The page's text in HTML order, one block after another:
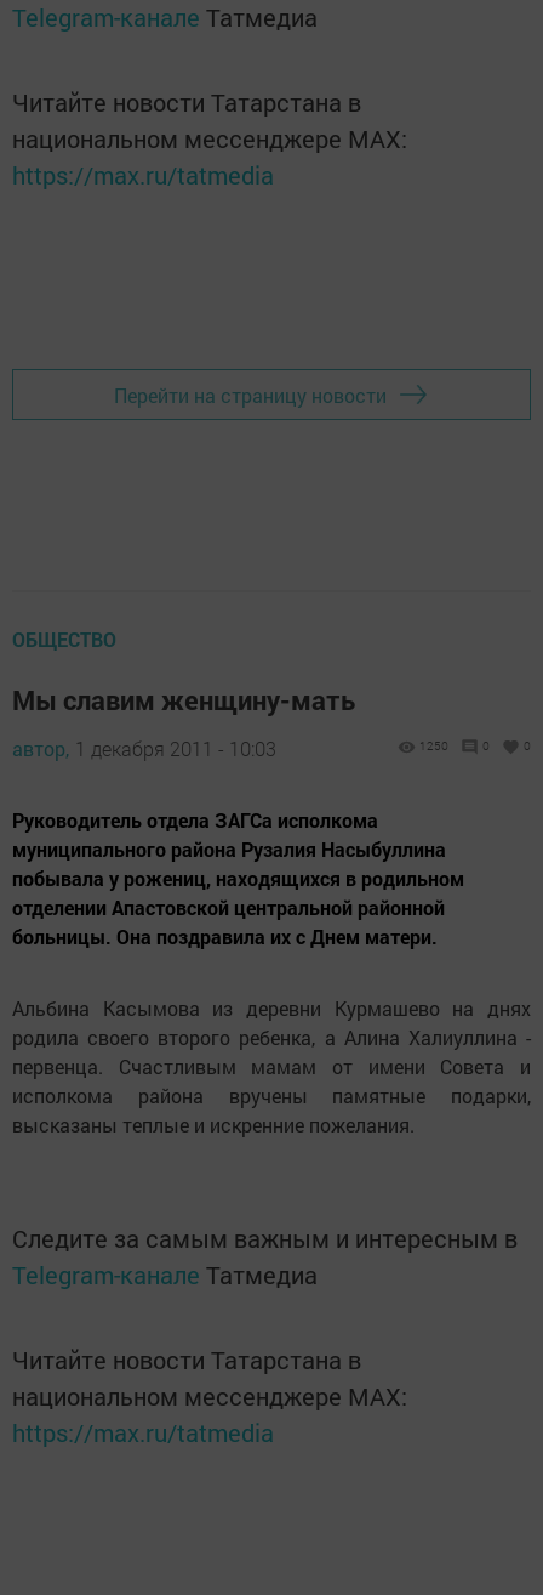
Telegram-канале Татмедиа
Читайте новости Татарстана в
национальном мессенджере MАХ:
https://max.ru/tatmedia
Перейти на страницу новости
ОБЩЕСТВО
Мы славим женщину-мать
автор, 1 декабря 2011 - 10:03 1250 0 0
Руководитель отдела ЗАГСа исполкома
муниципального района Рузалия Насыбуллина
побывала у рожениц, находящихся в родильном
отделении Апастовской центральной районной
больницы. Она поздравила их с Днем матери.
Альбина Касымова из деревни Курмашево на днях
родила своего второго ребенка, а Алина Халиуллина -
первенца. Счастливым мамам от имени Совета и
исполкома района вручены памятные подарки,
высказаны теплые и искренние пожелания.
Следите за самым важным и интересным в
Telegram-канале Татмедиа
Читайте новости Татарстана в
национальном мессенджере MАХ:
https://max.ru/tatmedia